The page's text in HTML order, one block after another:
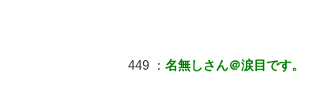
449 ： 名無しさん＠涙目です。